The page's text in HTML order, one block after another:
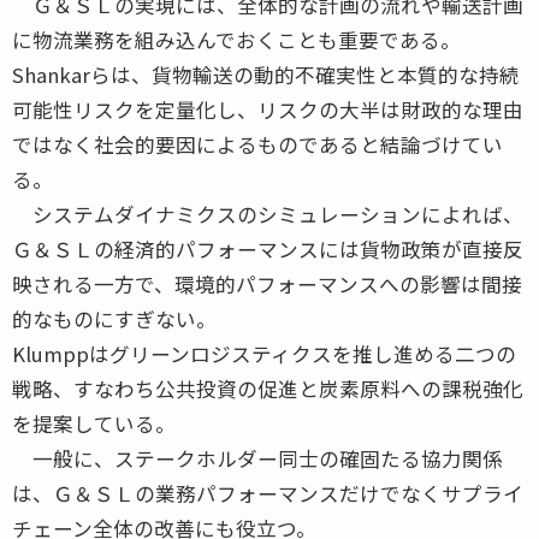
に物流業務を組み込んでおくことも重要である。
Shankarらは、貨物輸送の動的不確実性と本質的な持続
可能性リスクを定量化し、リスクの大半は財政的な理由
ではなく社会的要因によるものであると結論づけてい
る。
システムダイナミクスのシミュレーションによれば、
Ｇ＆ＳＬの経済的パフォーマンスには貨物政策が直接反
映される一方で、環境的パフォーマンスへの影響は間接
的なものにすぎない。
Klumppはグリーンロジスティクスを推し進める二つの
戦略、すなわち公共投資の促進と炭素原料への課税強化
を提案している。
一般に、ステークホルダー同士の確固たる協力関係
は、Ｇ＆ＳＬの業務パフォーマンスだけでなくサプライ
チェーン全体の改善にも役立つ。